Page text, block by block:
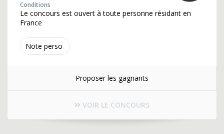
Note perso
Conditions
Le concours est ouvert à toute personne résidant en
France
Proposer les gagnants
VOIR LE CONCOURS